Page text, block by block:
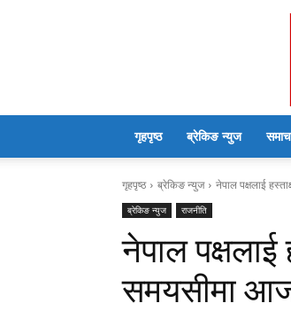
गृहपृष्ठ ब्रेकिङ न्युज
गृहपृष्ठ ब्रेकिङ न्युज नेपाल पक्षलाई
ब्रेकिङ न्युज राजनीति
नेपाल पक्षलाई
समयसीमा